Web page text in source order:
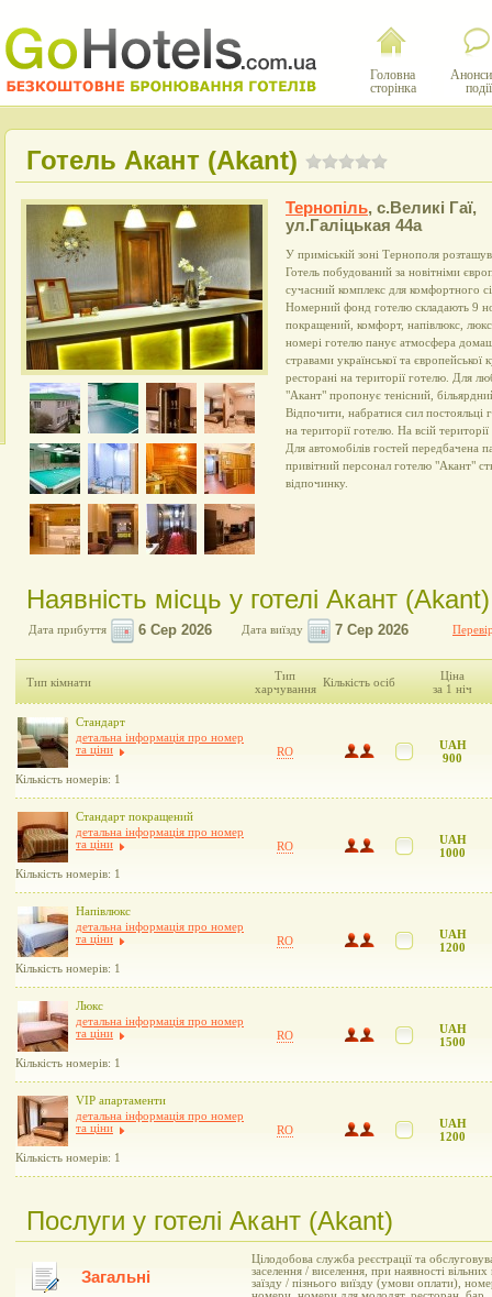
Головна
сторінка
події
Готель Акант (Akant)
Тернопіль, с.Великі Гаї,
ул.Галіцькая 44а
У приміській зоні Тернополя
Готель побудований за новітніми
сучасний комплекс для комфортного
Номерний фонд готелю складають 9
покращений, комфорт, напівлюкс,
номері готелю панує атмосфера
стравами української та
ресторані на території готелю. Для
"Акант" пропонує тенісний,
Відпочити, набратися сил постояльці
на території готелю. На всій
Для автомобілів гостей передбачена
привітний персонал готелю "Акант"
відпочинку.
Наявність місць у готелі Акант (Akant)
Дата прибуття Дата виїзду
Тип кімнати
Тип
харчування Кількість осіб
Ціна
за 1 ніч
Стандарт
детальна інформація про номер
та ціни
Кількість номерів: 1
RO
UAH
900
Стандарт покращений
детальна інформація про номер
та ціни
Кількість номерів: 1
RO
UAH
1000
Напівлюкс
детальна інформація про номер
та ціни
Кількість номерів: 1
RO
UAH
1200
Люкс
детальна інформація про номер
та ціни
Кількість номерів: 1
RO
UAH
1500
VIP апартаменти
детальна інформація про номер
та ціни
Кількість номерів: 1
RO
UAH
1200
Послуги у готелі Акант (Akant)
Загальні
Цілодобова служба реєстрації та
заселення / виселення, при наявності
заїзду / пізнього виїзду (умови оплати),